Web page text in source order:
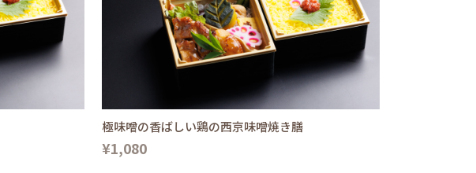
極味噌の香ばしい鶏の西京味噌焼き膳
¥1,080